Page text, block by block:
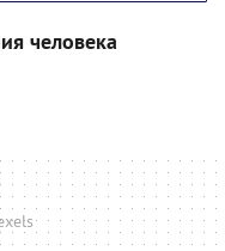
человека